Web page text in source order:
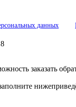
данных
заказать